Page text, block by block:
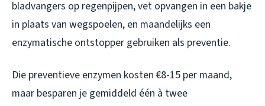
bladvangers op regenpijpen, vet opvangen in een bakje
in plaats van wegspoelen, en maandelijks een
enzymatische ontstopper gebruiken als preventie.
Die preventieve enzymen kosten €8-15 per maand,
maar besparen je gemiddeld één à twee